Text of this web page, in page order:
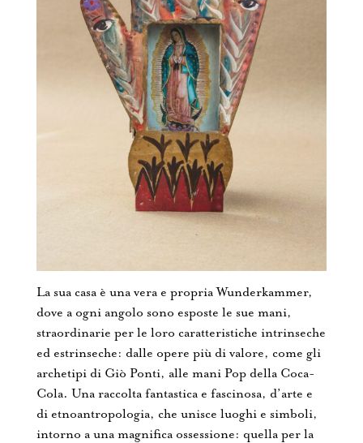
La sua casa è una vera e propria Wunderkammer,
dove a ogni angolo sono esposte le sue mani,
straordinarie per le loro caratteristiche intrinseche
ed estrinseche: dalle opere più di valore, come gli
archetipi di Giò Ponti, alle mani Pop della Coca-
Cola. Una raccolta fantastica e fascinosa, d’arte e
di etnoantropologia, che unisce luoghi e simboli,
intorno a una magnifica ossessione: quella per la